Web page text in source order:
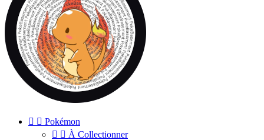
  Pokémon
  À Collectionner